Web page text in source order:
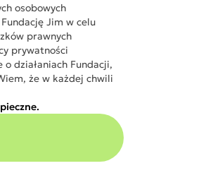
osobowych
Jim w celu
prawnych
prywatności
działaniach Fundacji,
że w każdej chwili